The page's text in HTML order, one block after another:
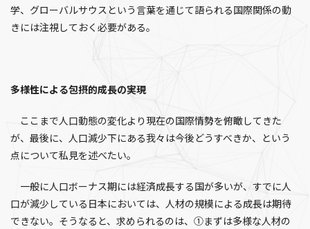
学、グローバルサウスという言葉を通じて語られる国際関係の動
きには注視しておく必要がある。
多様性による包摂的成長の実現
ここまで人口動態の変化より現在の国際情勢を俯瞰してきた
が、最後に、人口減少下にある我々は今後どうすべきか、という
点について私見を述べたい。
一般に人口ボーナス期には経済成長する国が多いが、すでに人
口が減少している日本においては、人材の規模による成長は期待
できない。そうなると、求められるのは、①まずは多様な人材の